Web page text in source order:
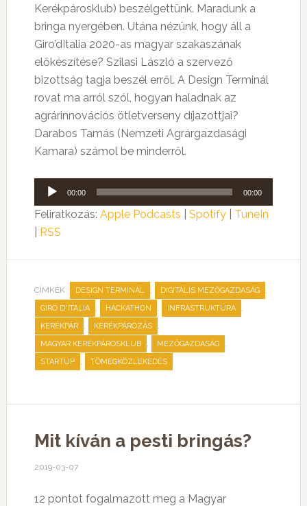
Kerékpárosklub) beszélgettünk. Maradunk a
bringa nyergében. Utána nézünk, hogy áll a
Giro’dItalia 2020-as magyar szakaszának
előkészítése? Szilasi László a szervező
bizottság tagja beszél erről. A Design Terminál
rovat ma arról szól, hogyan haladnak az
agrárinnovációs ötletverseny díjazottjai?
Darabos Tamás (Nemzeti Agrárgazdasági
Kamara) számol be minderről.
Audió
lejátszó
00:00 00:00
Feliratkozás: Apple Podcasts Spotify| TuneIn
RSS
CÍMKÉK: DESIGN TERMINÁL , DIGITÁLIS MEZŐGAZDASÁG ,
GIRO D'ITALIA , HACKATHON , INFRASTRUKTÚRA ,
KERÉKPÁR , KERÉKPÁROZÁS ,
MAGYAR KERÉKPÁROSKLUB , MEZŐGAZDASÁG ,
STARTUP , TÖMEGKÖZLEKEDÉS
Mit kíván a pesti bringás?
2019-03-07
12 pontot fogalmazott meg a Magyar